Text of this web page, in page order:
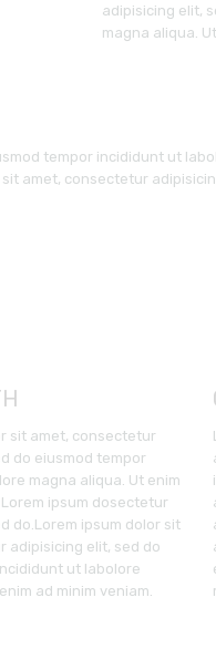
adipisicing elit,
magna aliqua.
tempor incididunt ut
amet, consectetur
sit amet, consectetur
do eiusmod tempor
magna aliqua. Ut enim
ipsum dosectetur
do.Lorem ipsum dolor sit
adipisicing elit, sed do
ut labolore
ad minim veniam.